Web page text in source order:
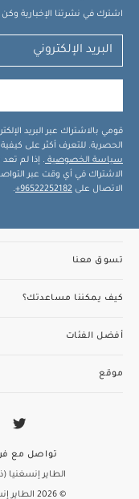
اشترك في نشرتنا الإخبارية
قومي بالاشتراك عبر البريد
الحصرية. للتعرف أكثر على
سياسة الخصوصية . إذا لم
الاشتراك في أي وقت عبر
الاتصال على 96522252182+
.
تسوق معنا
كيف يمكننا مساعدتك؟
أفضل الفئات
موقع
الطاير إنسغنيا
© 2026 الطاير إنسغنيا (ذ.م.م). جميع الحقوق محفوظة
تواصل مع